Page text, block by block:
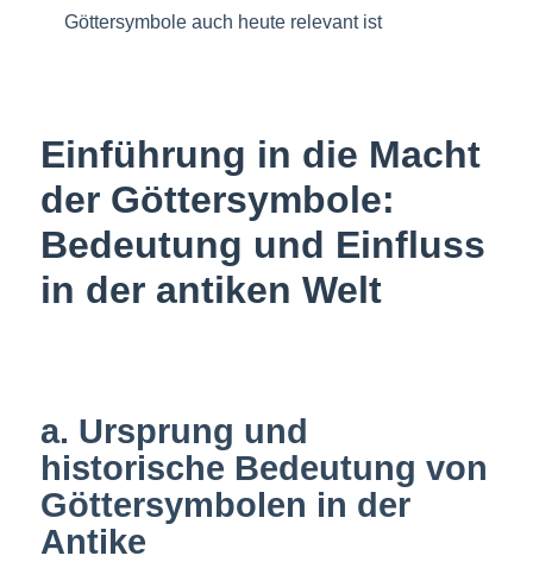
Göttersymbole auch heute relevant ist
Einführung in die Macht
der Göttersymbole:
Bedeutung und Einfluss
in der antiken Welt
a. Ursprung und
historische Bedeutung von
Göttersymbolen in der
Antike